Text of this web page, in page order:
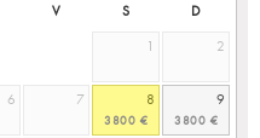
V S
D
1
2
6 7 8 9